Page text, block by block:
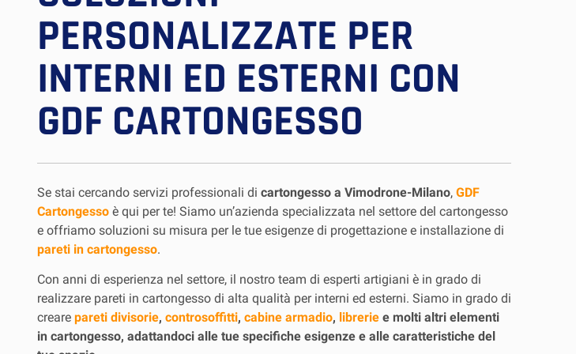
PERSONALIZZATE PER
INTERNI ED ESTERNI CON
GDF CARTONGESSO
Se stai cercando servizi professionali di cartongesso a Vimodrone-Milano, GDF
Cartongesso è qui per te! Siamo un’azienda specializzata nel settore del cartongesso
e offriamo soluzioni su misura per le tue esigenze di progettazione e installazione di
pareti in cartongesso.
Con anni di esperienza nel settore, il nostro team di esperti artigiani è in grado di
realizzare pareti in cartongesso di alta qualità per interni ed esterni. Siamo in grado di
creare pareti divisorie, controsoffitti, cabine armadio, librerie e molti altri elementi
in cartongesso, adattandoci alle tue specifiche esigenze e alle caratteristiche del